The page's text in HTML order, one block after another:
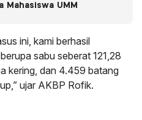
Mahasiswa UMM
ini, kami berhasil
sabu seberat 121,28
kering, dan 4.459 batang
ujar AKBP Rofik.